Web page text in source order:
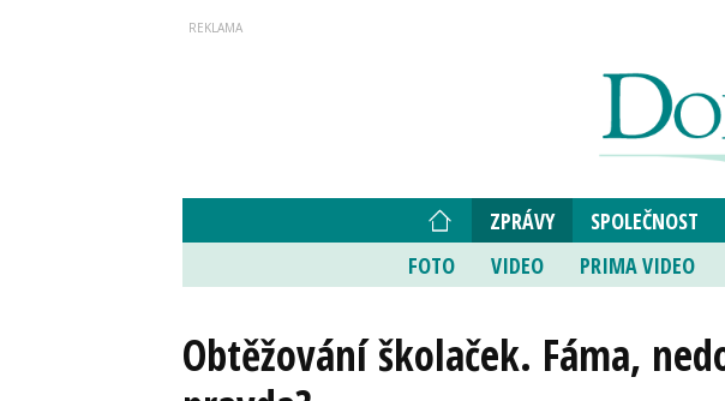
ZPRÁVY SPOLEČNOST
FOTO
VIDEO PRIMA VIDEO
Obtěžování školaček. Fáma,